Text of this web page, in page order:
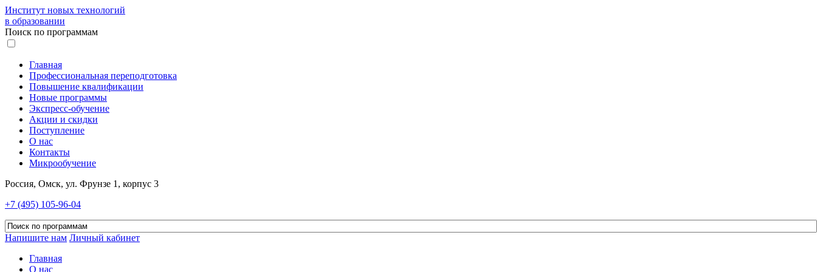
Институт новых технологий
в образовании
Поиск по программам
Главная
Профессиональная переподготовка
Повышение квалификации
Новые программы
Экспресс-обучение
Акции и скидки
Поступление
О нас
Контакты
Микрообучение
Россия, Омск, ул. Фрунзе 1, корпус 3
+7 (495) 105-96-04
Напишите нам Личный кабинет
Главная
О нас